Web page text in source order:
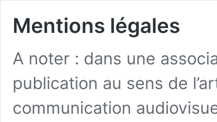
Mentions légales
A noter : dans une
publication au sens de
communication